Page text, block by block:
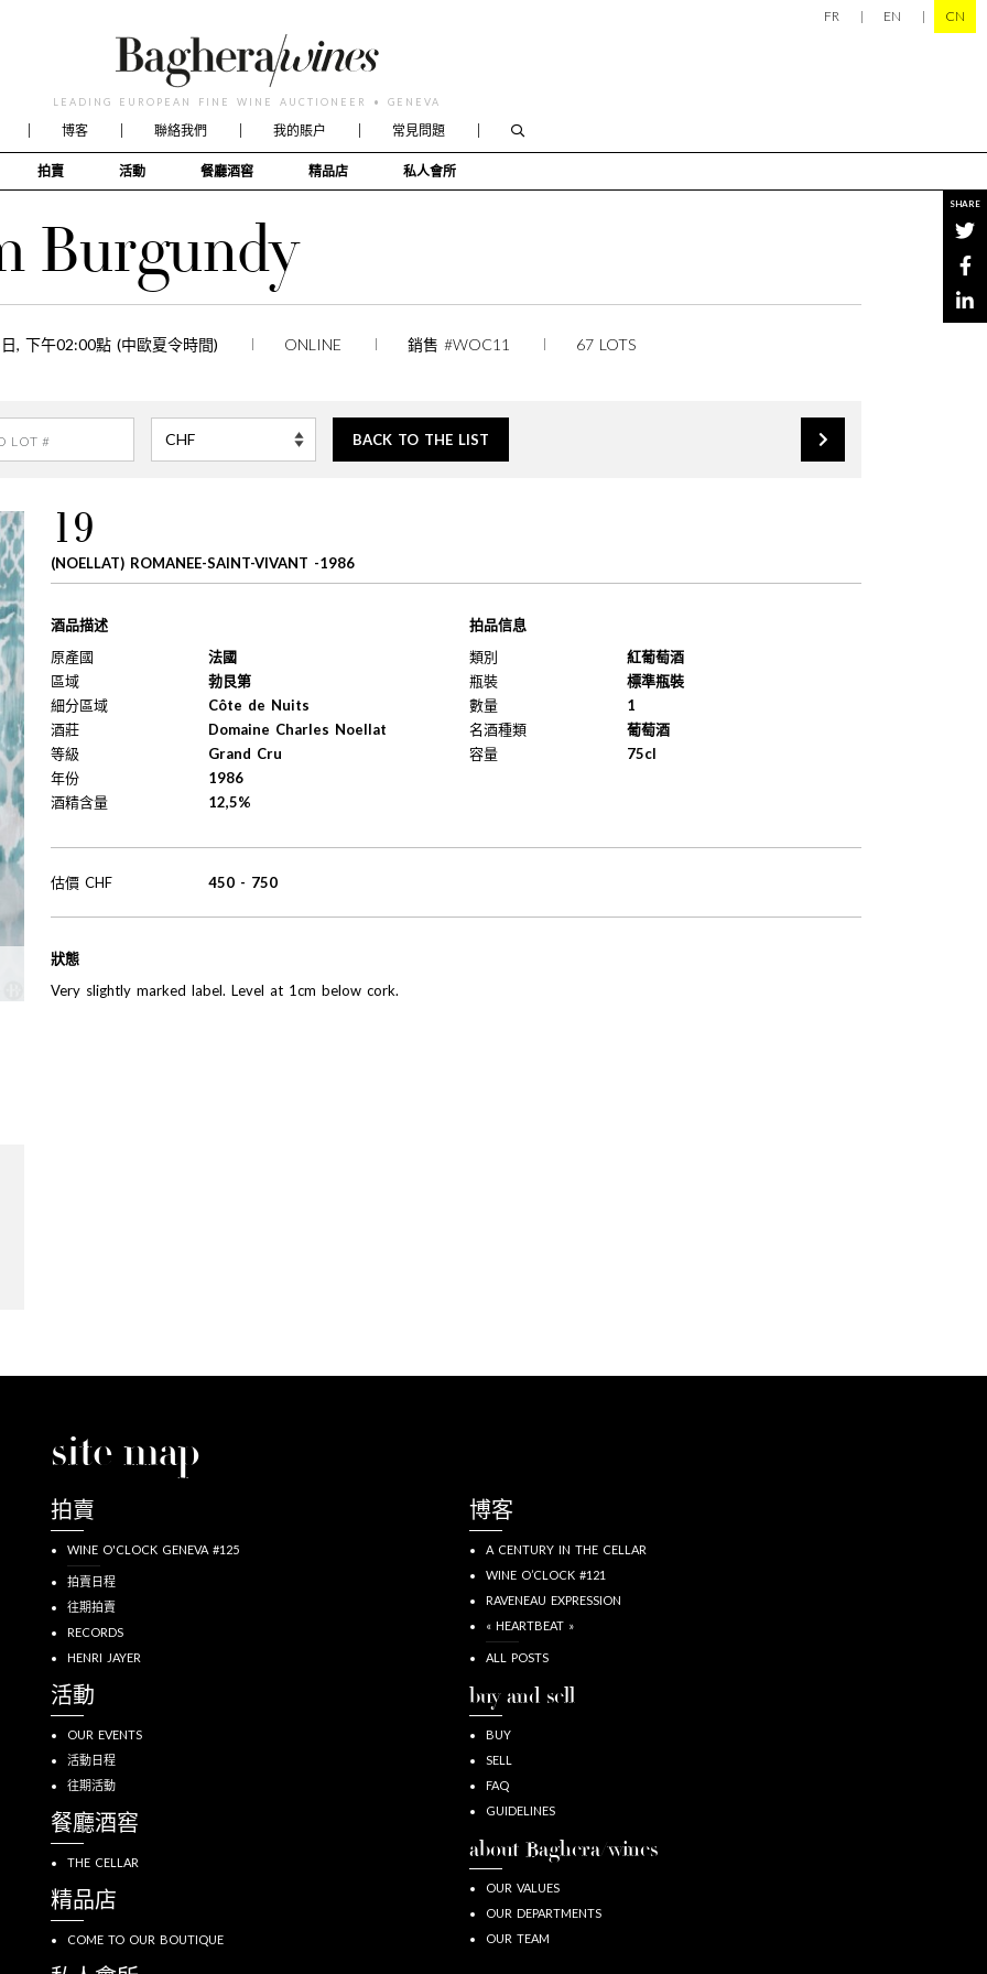
LEADING EUROPEAN FINE WINE AUCTIONEER • GENEVA
拍賣 活動 餐廳酒窖 精品店 私人會所
博客 聯絡我們 我的賬户 常見問題
FR EN CN
SHARE
Burgundy
, 下午02:00點 (中歐夏令時間) ONLINE 銷售 #WOC11 67 LOTS
BACK TO THE LIST
19
(NOELLAT) ROMANEE-SAINT-VIVANT -1986
酒品描述
原產國
法國
區域
勃艮第
細分區域
Côte de Nuits
酒莊
Domaine Charles Noellat
等級
Grand Cru
年份
1986
酒精含量
12,5%
拍品信息
類別
紅葡萄酒
瓶裝
標準瓶裝
數量
1
名酒種類
葡萄酒
容量
75cl
估價 CHF 450 - 750
狀態
Very slightly marked label. Level at 1cm below cork.
site map
拍賣
WINE O'CLOCK GENEVA #125
拍賣日程
往期拍賣
RECORDS
HENRI JAYER
活動
OUR EVENTS
活動日程
往期活動
餐廳酒窖
THE CELLAR
精品店
COME TO OUR BOUTIQUE
博客
A CENTURY IN THE CELLAR
WINE O’CLOCK #121
RAVENEAU EXPRESSION
« HEARTBEAT »
ALL POSTS
buy and sell
BUY
SELL
FAQ
GUIDELINES
about Baghera/wines
OUR VALUES
OUR DEPARTMENTS
OUR TEAM